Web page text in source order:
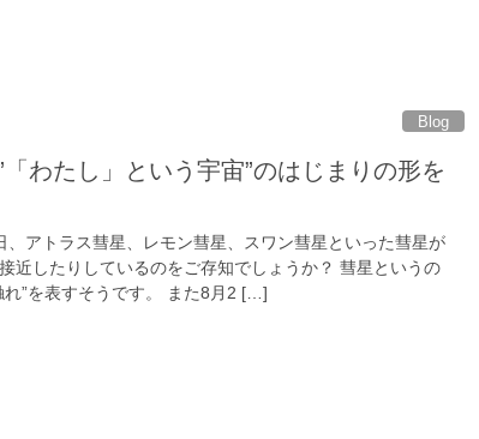
Blog
「わたし」という宇宙”のはじまりの形を
、アトラス彗星、レモン彗星、スワン彗星といった彗星が
近したりしているのをご存知でしょうか？ 彗星というの
れ”を表すそうです。 また8月2 […]